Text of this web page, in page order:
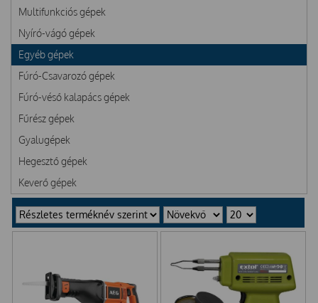
Multifunkciós gépek
Nyíró-vágó gépek
Egyéb gépek
Fúró-Csavarozó gépek
Fúró-véső kalapács gépek
Fűrész gépek
Gyalugépek
Hegesztő gépek
Keverő gépek